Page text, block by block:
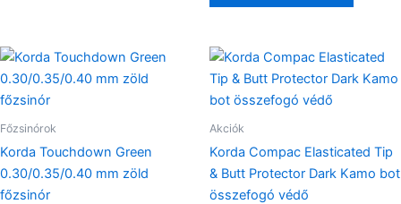
Főzsinórok
Korda Touchdown Green
0.30/0.35/0.40 mm zöld
főzsinór
Ennek
terméknek
Akciók
Korda Compac Elasticated Tip
& Butt Protector Dark Kamo bot
összefogó védő